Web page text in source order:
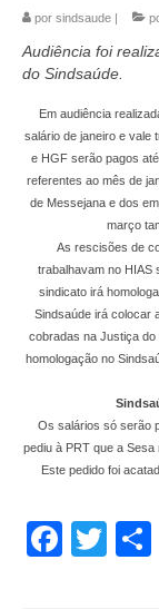
por sindsaude |
Audiência foi
do Sindsaúde.
Em audiência
salário de janeiro e vale
e HGF serão pagos
referentes ao mês de
de Messejana e dos
março
As rescisões de
trabalhavam no HIAS
sindicato irá
Sindsaúde irá colocar
cobradas na Justiça
homologação no
Os salários só serão
pediu à PRT que a Sesa
Este pedido foi